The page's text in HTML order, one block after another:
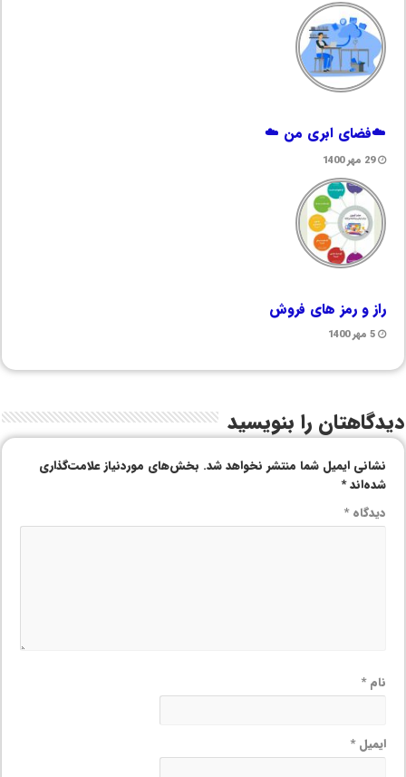
☁️فضای ابری من ☁️
29 مهر 1400
راز و رمز های فروش
5 مهر 1400
دیدگاهتان را بنویسید
نشانی ایمیل شما منتشر نخواهد شد. بخش‌های موردنیاز علامت‌گذاری
شده‌اند*
دیدگاه*
نام*
ایمیل*